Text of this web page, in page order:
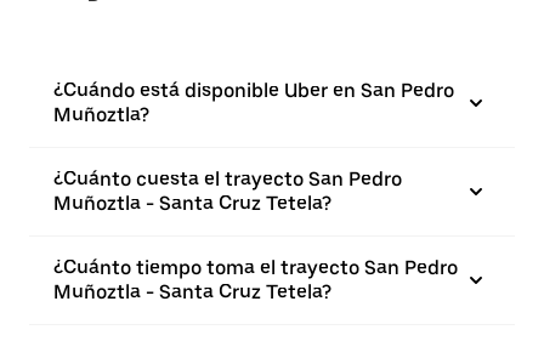
¿Cuándo está disponible Uber en San Pedro
Muñoztla?
¿Cuánto cuesta el trayecto San Pedro
Muñoztla - Santa Cruz Tetela?
¿Cuánto tiempo toma el trayecto San Pedro
Muñoztla - Santa Cruz Tetela?